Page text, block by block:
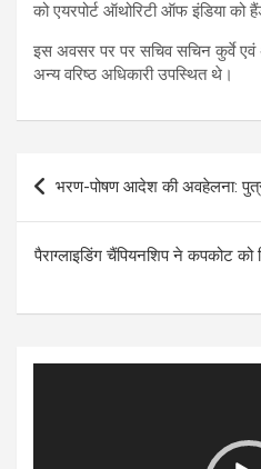
को एयरपोर्ट ऑथोरिटी ऑफ इंडिया को
इस अवसर पर पर सचिव सचिन कुर्वे एवं
अन्य वरिष्ठ अधिकारी उपस्थित थे।
Post
navigation
भरण-पोषण आदेश की अवहेलना:
पैराग्लाइडिंग चैंपियनशिप ने कपकोट को